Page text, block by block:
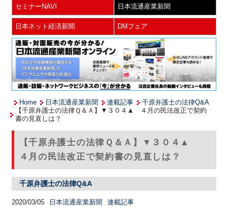
セミナーNAVI 日本流通産業新聞
日本ネット経済新聞 DMフェア
Home 日本流通産業新聞 連載記事
千原弁護士の法律Q&A
【千原弁護士の法律Ｑ＆Ａ】▼３０４▲ ４月の民法改正で契約
書の見直しは？
【千原弁護士の法律Ｑ＆Ａ】▼３０４▲
４月の民法改正で契約書の見直しは？
千原弁護士の法律Q&A
2020/03/05 日本流通産業新聞 連載記事